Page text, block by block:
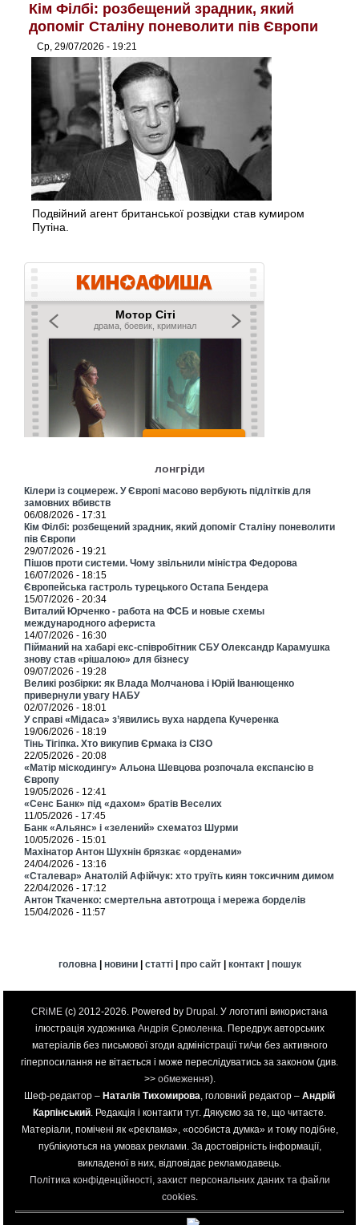
Кім Філбі: розбещений зрадник, який
допоміг Сталіну поневолити пів Європи
Ср, 29/07/2026 - 19:21
Подвійний агент британської розвідки став кумиром
Путіна.
лонгріди
Кілери із соцмереж. У Європі масово вербують підлітків для
замовних вбивств
06/08/2026 - 17:31
Кім Філбі: розбещений зрадник, який допоміг Сталіну поневолити
пів Європи
29/07/2026 - 19:21
Пішов проти системи. Чому звільнили міністра Федорова
16/07/2026 - 18:15
Європейська гастроль турецького Остапа Бендера
15/07/2026 - 20:34
Виталий Юрченко - работа на ФСБ и новые схемы
международного афериста
14/07/2026 - 16:30
Пійманий на хабарі екс-співробітник СБУ Олександр Карамушка
знову став «рішалою» для бізнесу
09/07/2026 - 19:28
Великі розбірки: як Влада Молчанова і Юрій Іванющенко
привернули увагу НАБУ
02/07/2026 - 18:01
У справі «Мідаса» з’явились вуха нардепа Кучеренка
19/06/2026 - 18:19
Тінь Тігіпка. Хто викупив Єрмака із СІЗО
22/05/2026 - 20:08
«Матір міскодингу» Альона Шевцова розпочала експансію в
Європу
19/05/2026 - 12:41
«Сенс Банк» під «дахом» братів Веселих
11/05/2026 - 17:45
Банк «Альянс» і «зелений» схематоз Шурми
10/05/2026 - 15:01
Махінатор Антон Шухнін брязкає «орденами»
24/04/2026 - 13:16
«Сталевар» Анатолій Афійчук: хто труїть киян токсичним димом
22/04/2026 - 17:12
Антон Ткаченко: смертельна автотроща і мережа борделів
15/04/2026 - 11:57
головна| новини| статті| про сайт| контакт| пошук
CRiME (c) 2012-2026. Powered by Drupal . У логотипі використана
ілюстрація художника Андрія Єрмоленка. Передрук авторських
матеріалів без письмової згоди адміністрації ти/чи без активного
гіперпосилання не вітається і може переслідуватись за законом (див.
>> обмеження).
Шеф-редактор – Наталія Тихомирова, головний редактор – Андрій
Карпінський. Редакція і контакти тут. Дякуємо за те, що читаєте.
Матеріали, помічені як «реклама», «особиста думка» и тому подібне,
публікуються на умовах реклами. За достовірність інформації,
викладеної в них, відповідає рекламодавець.
Політика конфіденційності, захист персональних даних та файли
cookies.